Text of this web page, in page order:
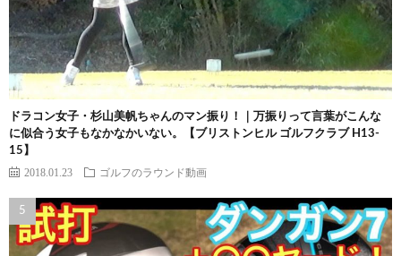
ドラコン女子・杉山美帆ちゃんのマン振り！｜万振りって言葉がこんな
に似合う女子もなかなかいない。【ブリストンヒル ゴルフクラブ H13-
15】
2018.01.23 ゴルフのラウンド動画